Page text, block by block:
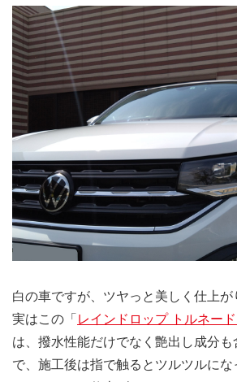
白の車ですが、ツヤっと美しく仕上が
実はこの「 レインドロップ トルネー
は、撥水性能だけでなく艶出し成分
で、施工後は指で触るとツルツルに